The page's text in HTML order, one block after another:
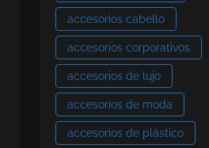
accesorios cabello
accesorios corporativos
accesorios de lujo
accesorios de moda
accesorios de plástico